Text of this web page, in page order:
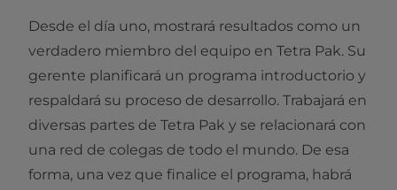
Desde el día uno, mostrará resultados como un
verdadero miembro del equipo en Tetra Pak. Su
gerente planificará un programa introductorio y
respaldará su proceso de desarrollo. Trabajará en
diversas partes de Tetra Pak y se relacionará con
una red de colegas de todo el mundo. De esa
forma, una vez que finalice el programa, habrá